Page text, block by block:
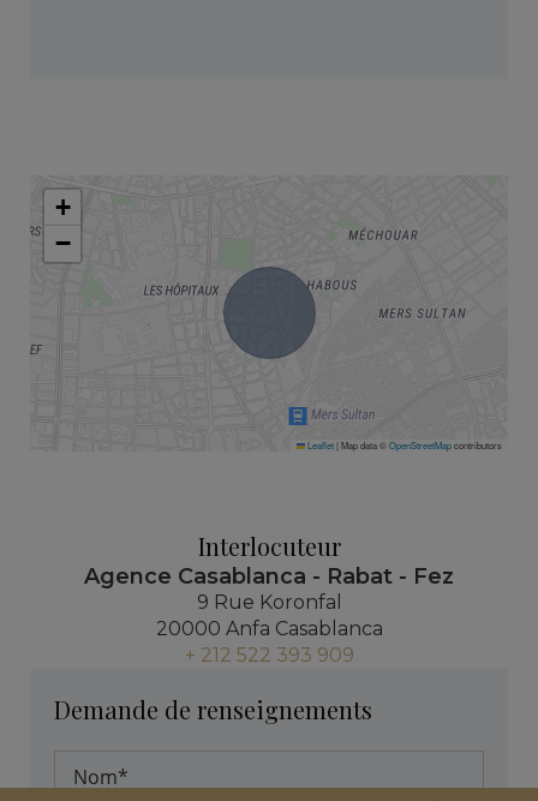
+
−
Leaflet| Map data ©OpenStreetMapcontributors
Interlocuteur
Agence Casablanca - Rabat - Fez
9 Rue Koronfal
20000 Anfa Casablanca
+ 212 522 393 909
Demande de renseignements